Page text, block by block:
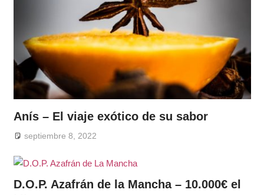
Anís – El viaje exótico de su sabor
septiembre 8, 2022
D.O.P. Azafrán de la Mancha – 10.000€ el